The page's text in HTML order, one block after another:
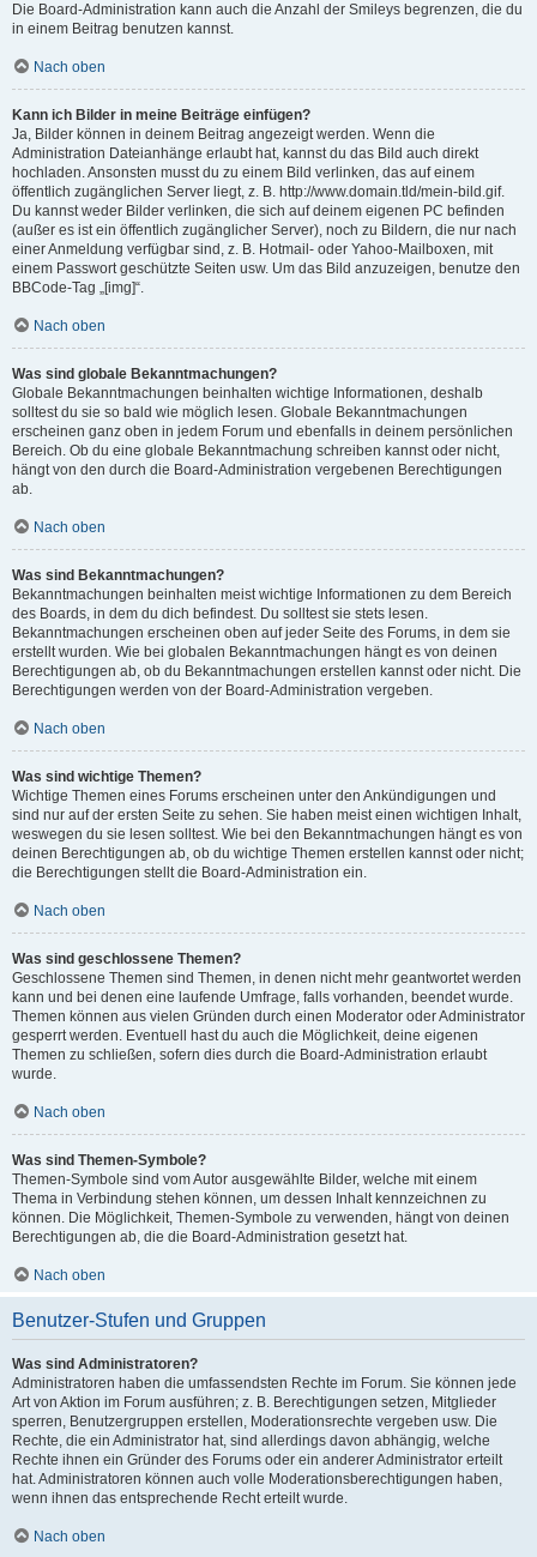
Die Board-Administration kann auch die Anzahl der Smileys begrenzen, die du
in einem Beitrag benutzen kannst.
Nach oben
Kann ich Bilder in meine Beiträge einfügen?
Ja, Bilder können in deinem Beitrag angezeigt werden. Wenn die
Administration Dateianhänge erlaubt hat, kannst du das Bild auch direkt
hochladen. Ansonsten musst du zu einem Bild verlinken, das auf einem
öffentlich zugänglichen Server liegt, z. B. http://www.domain.tld/mein-bild.gif.
Du kannst weder Bilder verlinken, die sich auf deinem eigenen PC befinden
(außer es ist ein öffentlich zugänglicher Server), noch zu Bildern, die nur nach
einer Anmeldung verfügbar sind, z. B. Hotmail- oder Yahoo-Mailboxen, mit
einem Passwort geschützte Seiten usw. Um das Bild anzuzeigen, benutze den
BBCode-Tag „[img]“.
Nach oben
Was sind globale Bekanntmachungen?
Globale Bekanntmachungen beinhalten wichtige Informationen, deshalb
solltest du sie so bald wie möglich lesen. Globale Bekanntmachungen
erscheinen ganz oben in jedem Forum und ebenfalls in deinem persönlichen
Bereich. Ob du eine globale Bekanntmachung schreiben kannst oder nicht,
hängt von den durch die Board-Administration vergebenen Berechtigungen
ab.
Nach oben
Was sind Bekanntmachungen?
Bekanntmachungen beinhalten meist wichtige Informationen zu dem Bereich
des Boards, in dem du dich befindest. Du solltest sie stets lesen.
Bekanntmachungen erscheinen oben auf jeder Seite des Forums, in dem sie
erstellt wurden. Wie bei globalen Bekanntmachungen hängt es von deinen
Berechtigungen ab, ob du Bekanntmachungen erstellen kannst oder nicht. Die
Berechtigungen werden von der Board-Administration vergeben.
Nach oben
Was sind wichtige Themen?
Wichtige Themen eines Forums erscheinen unter den Ankündigungen und
sind nur auf der ersten Seite zu sehen. Sie haben meist einen wichtigen Inhalt,
weswegen du sie lesen solltest. Wie bei den Bekanntmachungen hängt es von
deinen Berechtigungen ab, ob du wichtige Themen erstellen kannst oder nicht;
die Berechtigungen stellt die Board-Administration ein.
Nach oben
Was sind geschlossene Themen?
Geschlossene Themen sind Themen, in denen nicht mehr geantwortet werden
kann und bei denen eine laufende Umfrage, falls vorhanden, beendet wurde.
Themen können aus vielen Gründen durch einen Moderator oder Administrator
gesperrt werden. Eventuell hast du auch die Möglichkeit, deine eigenen
Themen zu schließen, sofern dies durch die Board-Administration erlaubt
wurde.
Nach oben
Was sind Themen-Symbole?
Themen-Symbole sind vom Autor ausgewählte Bilder, welche mit einem
Thema in Verbindung stehen können, um dessen Inhalt kennzeichnen zu
können. Die Möglichkeit, Themen-Symbole zu verwenden, hängt von deinen
Berechtigungen ab, die die Board-Administration gesetzt hat.
Nach oben
Benutzer-Stufen und Gruppen
Was sind Administratoren?
Administratoren haben die umfassendsten Rechte im Forum. Sie können jede
Art von Aktion im Forum ausführen; z. B. Berechtigungen setzen, Mitglieder
sperren, Benutzergruppen erstellen, Moderationsrechte vergeben usw. Die
Rechte, die ein Administrator hat, sind allerdings davon abhängig, welche
Rechte ihnen ein Gründer des Forums oder ein anderer Administrator erteilt
hat. Administratoren können auch volle Moderationsberechtigungen haben,
wenn ihnen das entsprechende Recht erteilt wurde.
Nach oben